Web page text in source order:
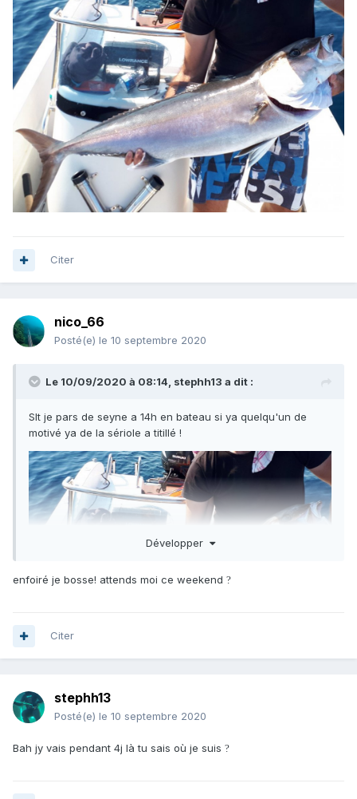
Citer
nico_66
Posté(e) le 10 septembre 2020
Le 10/09/2020 à 08:14, stephh13 a dit :
Slt je pars de seyne a 14h en bateau si ya quelqu'un de
motivé ya de la sériole a titillé !
Développer
enfoiré je bosse! attends moi ce weekend ?
Citer
stephh13
Posté(e) le 10 septembre 2020
Bah jy vais pendant 4j là tu sais où je suis ?